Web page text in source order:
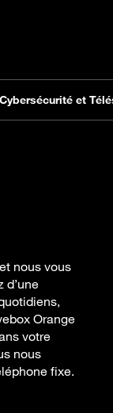
nous vous
d’une
Orange
votre
nous
fixe.